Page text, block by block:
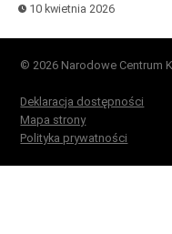
10 kwietnia 2026
© 2026 Narodowe Centrum
Deklaracja dostępności
Mapa strony
Polityka prywatności